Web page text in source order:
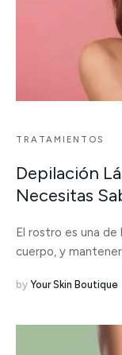
TRATAMIENTOS
Depilación
Necesitas
El rostro es una de
cuerpo, y
by Your Skin Boutique